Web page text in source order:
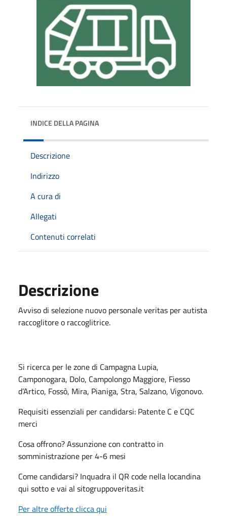
INDICE DELLA PAGINA
Descrizione
Indirizzo
A cura di
Allegati
Contenuti correlati
Descrizione
Avviso di selezione nuovo personale veritas per autista
raccoglitore o raccoglitrice.
Si ricerca per le zone di Campagna Lupia,
Camponogara, Dolo, Campolongo Maggiore, Fiesso
d’Artico, Fossò, Mira, Pianiga, Stra, Salzano, Vigonovo.
Requisiti essenziali per candidarsi: Patente C e CQC
merci
Cosa offrono? Assunzione con contratto in
somministrazione per 4-6 mesi
Come candidarsi? Inquadra il QR code nella locandina
qui sotto e vai al sitogruppoveritas.it
Per altre offerte clicca qui